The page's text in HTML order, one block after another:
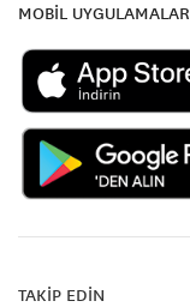
MOBİL UYGULAMALAR
TAKİP EDİN